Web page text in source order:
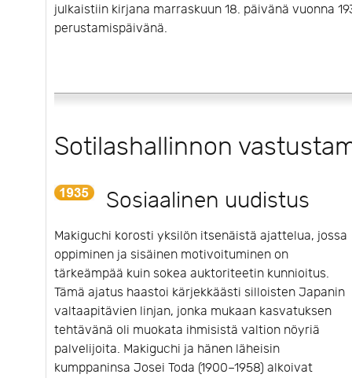
julkaistiin kirjana marraskuun 18. päivänä vuonna
perustamispäivänä.
Sotilashallinnon
Sosiaalinen uudistus
Makiguchi korosti yksilön itsenäistä ajattelua, jossa
oppiminen ja sisäinen motivoituminen on
tärkeämpää kuin sokea auktoriteetin kunnioitus.
Tämä ajatus haastoi kärjekkäästi silloisten Japanin
valtaapitävien linjan, jonka mukaan kasvatuksen
tehtävänä oli muokata ihmisistä valtion nöyriä
palvelijoita. Makiguchi ja hänen läheisin
kumppaninsa Josei Toda (1900–1958) alkoivat